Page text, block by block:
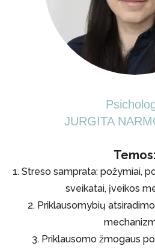
JURGITA
Temos:
1. Streso samprata: požymiai,
sveikatai, įveikos
2. Priklausomybių
3. Priklausomo žmogaus